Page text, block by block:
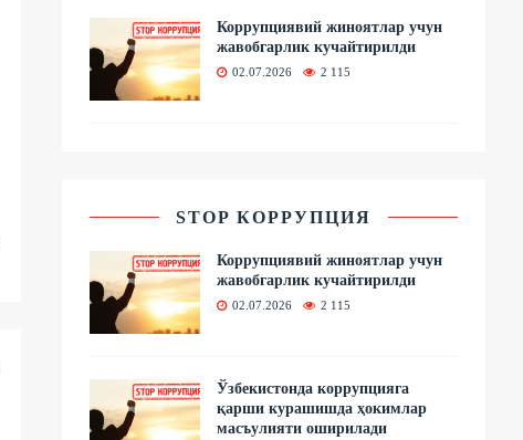
Коррупциявий жиноятлар учун
жавобгарлик кучайтирилди
02.07.2026 2 115
STOP КОРРУПЦИЯ
Коррупциявий жиноятлар учун
жавобгарлик кучайтирилди
02.07.2026 2 115
Ўзбекистонда коррупцияга
қарши курашишда ҳокимлар
масъулияти оширилади